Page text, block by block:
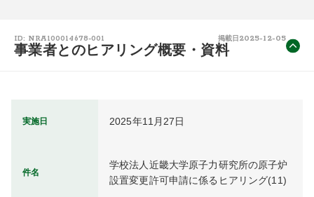
ID: NRA100014678-001 掲載日 2025-12-05
事業者とのヒアリング概要・資料
実施日 2025年11月27日
件名
学校法人近畿大学原子力研究所の原子炉
設置変更許可申請に係るヒアリング(11)